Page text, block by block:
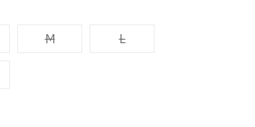
M L